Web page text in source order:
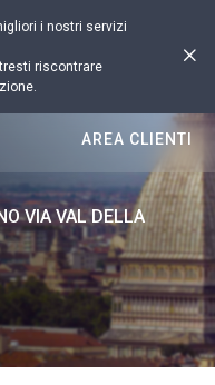
i nostri servizi
riscontrare
AREA CLIENTI
VIA VAL DELLA